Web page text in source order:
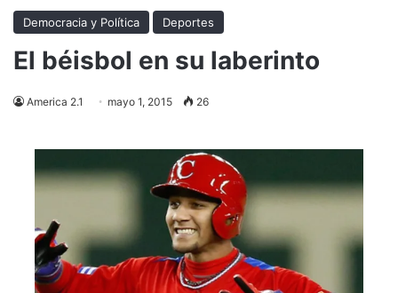
Democracia y Política Deportes
El béisbol en su laberinto
America 2.1 mayo 1, 2015 26